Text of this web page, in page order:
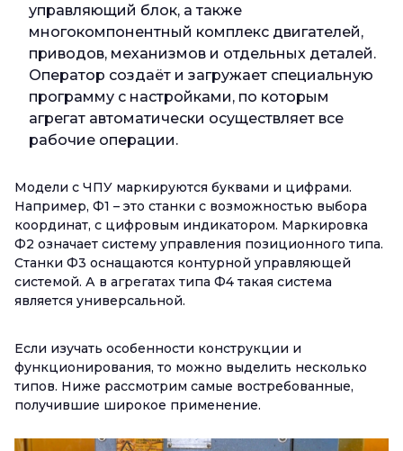
управляющий блок, а также
многокомпонентный комплекс двигателей,
приводов, механизмов и отдельных деталей.
Оператор создаёт и загружает специальную
программу с настройками, по которым
агрегат автоматически осуществляет все
рабочие операции.
Модели с ЧПУ маркируются буквами и цифрами.
Например, Ф1 – это станки с возможностью выбора
координат, с цифровым индикатором. Маркировка
Ф2 означает систему управления позиционного типа.
Станки Ф3 оснащаются контурной управляющей
системой. А в агрегатах типа Ф4 такая система
является универсальной.
Если изучать особенности конструкции и
функционирования, то можно выделить несколько
типов. Ниже рассмотрим самые востребованные,
получившие широкое применение.